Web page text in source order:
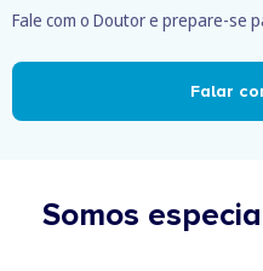
Fale com o Doutor e prepare-se
Falar
Somos